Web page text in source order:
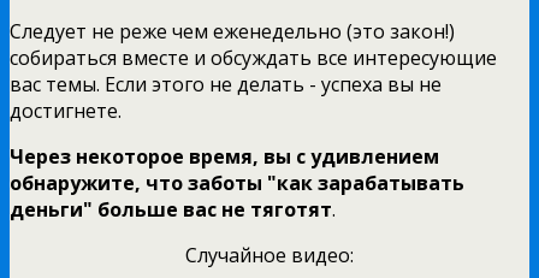
Следует не реже чем еженедельно (это закон!)
собираться вместе и обсуждать все интересующие
вас темы. Если этого не делать - успеха вы не
достигнете.
Через некоторое время, вы с удивлением
обнаружите, что заботы "как зарабатывать
деньги" больше вас не тяготят.
Случайное видео: